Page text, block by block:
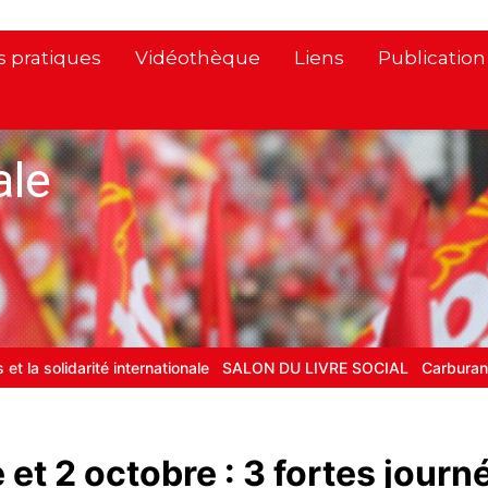
pratiques Vidéothèque Liens
internationale SALON DU LIVRE SOCIAL Carburant : bloquer
et 2 octobre : 3 fortes